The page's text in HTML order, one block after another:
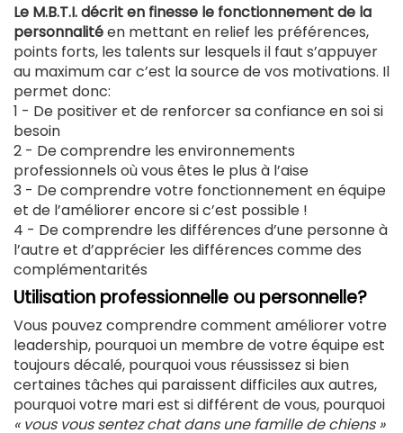
Le M.B.T.I. décrit en finesse le fonctionnement de la
personnalitéen mettant en relief les préférences,
points forts, les talents sur lesquels il faut s’appuyer
au maximum car c’est la source de vos motivations. Il
permet donc:
1 - De positiver et de renforcer sa confiance en soi si
besoin
2 - De comprendre les environnements
professionnels où vous êtes le plus à l’aise
3 - De comprendre votre fonctionnement en équipe
et de l’améliorer encore si c’est possible !
4 - De comprendre les différences d’une personne à
l’autre et d’apprécier les différences comme des
complémentarités
Utilisation professionnelle ou personnelle?
Vous pouvez comprendre comment améliorer votre
leadership, pourquoi un membre de votre équipe est
toujours décalé, pourquoi vous réussissez si bien
certaines tâches qui paraissent difficiles aux autres,
pourquoi votre mari est si différent de vous, pourquoi
« vous vous sentez chat dans une famille de chiens »